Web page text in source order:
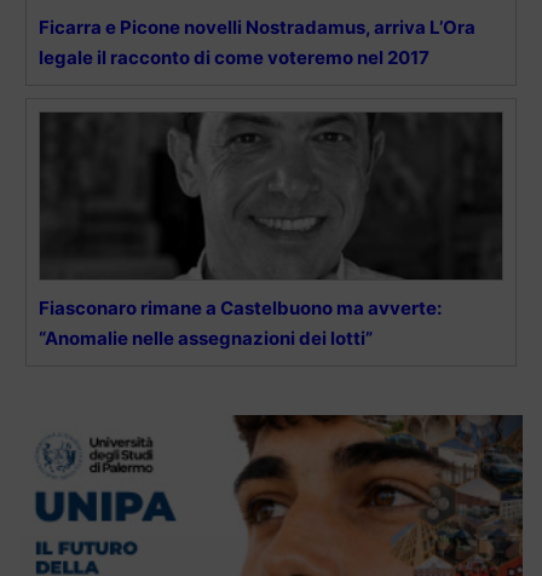
Ficarra e Picone novelli Nostradamus, arriva L’Ora
legale il racconto di come voteremo nel 2017
Fiasconaro rimane a Castelbuono ma avverte:
“Anomalie nelle assegnazioni dei lotti”